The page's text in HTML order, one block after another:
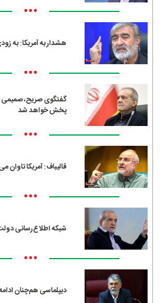
•••
هشدار به آمریکا: به
•••
گفتگوی صریح، صمیمی
پخش خواهد شد
•••
قالیباف: آمریکا تاوان
•••
شبکه اطلاع‌رسانی
•••
دیپلماسی هم‌چنان